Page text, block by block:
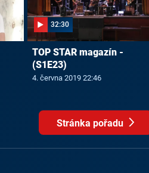
32:30
TOP STAR magazín -
(S1E23)
4. června 2019 22:46
Stránka pořadu